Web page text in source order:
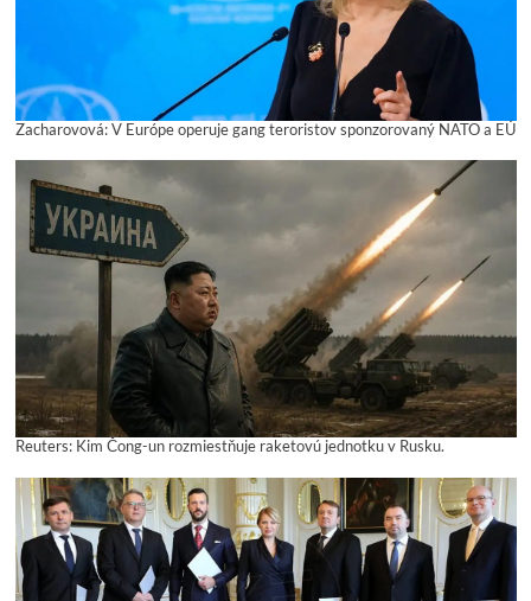
Zacharovová: V Európe operuje gang teroristov sponzorovaný NATO a EÚ
Reuters: Kim Čong-un rozmiestňuje raketovú jednotku v Rusku.